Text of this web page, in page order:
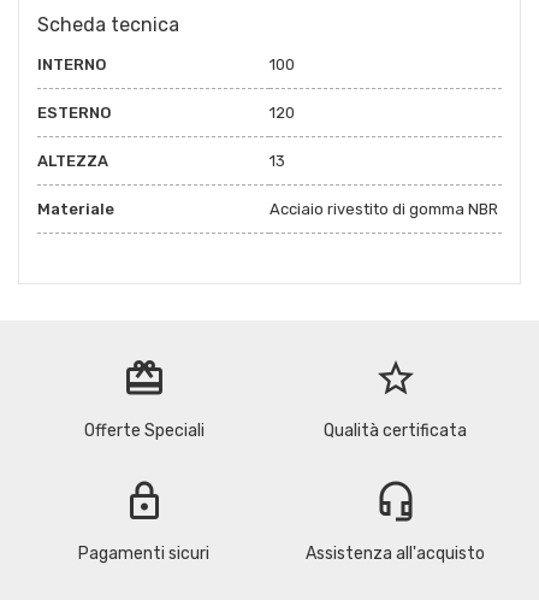
Scheda tecnica
INTERNO 100
ESTERNO 120
ALTEZZA 13
Materiale Acciaio rivestito di gomma NBR
redeem
Offerte Speciali
star_border
Qualità certificata
lock
Pagamenti sicuri
headset_mic
Assistenza all'acquisto